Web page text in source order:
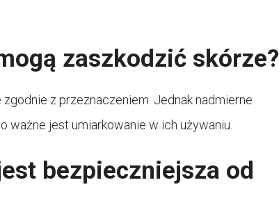
zaszkodzić skórze?
z przeznaczeniem. Jednak nadmierne
ważne jest umiarkowanie w ich używaniu.
bezpieczniejsza od